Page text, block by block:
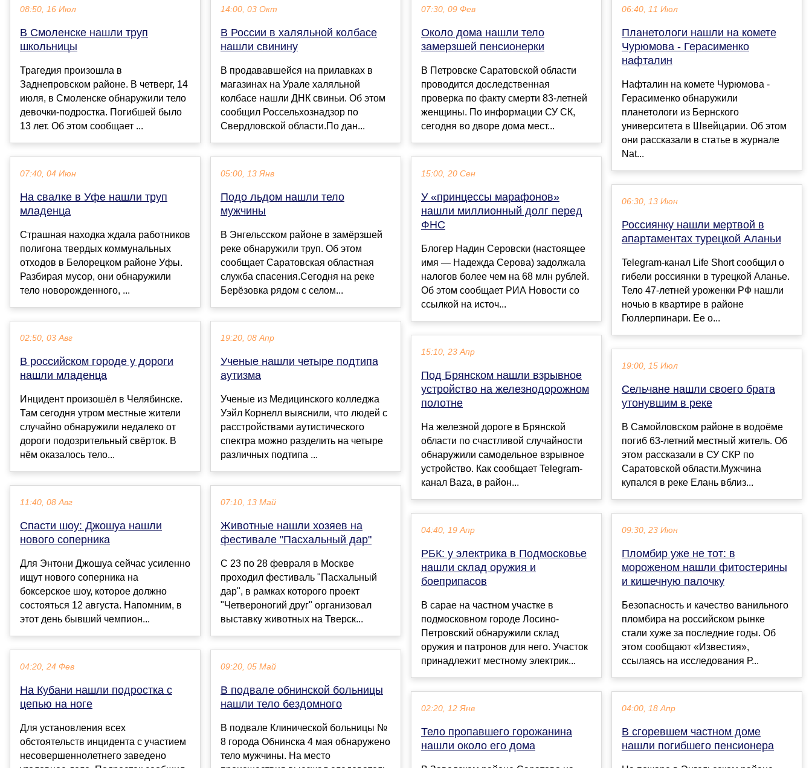
08:50, 16 Июл
В Смоленске нашли труп
школьницы
Трагедия произошла в
Заднепровском районе. В четверг, 14
июля, в Смоленске обнаружили тело
девочки-подростка. Погибшей было
13 лет. Об этом сообщает ...
07:40, 04 Июн
На свалке в Уфе нашли труп
младенца
Страшная находка ждала работников
полигона твердых коммунальных
отходов в Белорецком районе Уфы.
Разбирая мусор, они обнаружили
тело новорожденного, ...
02:50, 03 Авг
В российском городе у дороги
нашли младенца
Инцидент произошёл в Челябинске.
Там сегодня утром местные жители
случайно обнаружили недалеко от
дороги подозрительный свёрток. В
нём оказалось тело...
11:40, 08 Авг
Спасти шоу: Джошуа нашли
нового соперника
Для Энтони Джошуа сейчас усиленно
ищут нового соперника на
боксерское шоу, которое должно
состояться 12 августа. Напомним, в
этот день бывший чемпион...
04:20, 24 Фев
На Кубани нашли подростка с
цепью на ноге
Для установления всех
обстоятельств инцидента с участием
несовершеннолетнего заведено
14:00, 03 Окт
В России в халяльной колбасе
нашли свинину
В продававшейся на прилавках в
магазинах на Урале халяльной
колбасе нашли ДНК свиньи. Об этом
сообщил Россельхознадзор по
Свердловской области.По дан...
05:00, 13 Янв
Подо льдом нашли тело
мужчины
В Энгельсском районе в замёрзшей
реке обнаружили труп. Об этом
сообщает Саратовская областная
служба спасения.Сегодня на реке
Берёзовка рядом с селом...
19:20, 08 Апр
Ученые нашли четыре подтипа
аутизма
Ученые из Медицинского колледжа
Уэйл Корнелл выяснили, что людей с
расстройствами аутистического
спектра можно разделить на четыре
различных подтипа ...
07:10, 13 Май
Животные нашли хозяев на
фестивале "Пасхальный дар"
С 23 по 28 февраля в Москве
проходил фестиваль "Пасхальный
дар", в рамках которого проект
"Четвероногий друг" организовал
выставку животных на Тверск...
09:20, 05 Май
В подвале обнинской больницы
нашли тело бездомного
В подвале Клинической больницы №
8 города Обнинска 4 мая обнаружено
тело мужчины. На место
07:30, 09 Фев
Около дома нашли тело
замерзшей пенсионерки
В Петровске Саратовской области
проводится доследственная
проверка по факту смерти 83-летней
женщины. По информации СУ СК,
сегодня во дворе дома мест...
15:00, 20 Сен
У «принцессы марафонов»
нашли миллионный долг перед
ФНС
Блогер Надин Серовски (настоящее
имя — Надежда Серова) задолжала
налогов более чем на 68 млн рублей.
Об этом сообщает РИА Новости со
ссылкой на источ...
15:10, 23 Апр
Под Брянском нашли взрывное
устройство на железнодорожном
полотне
На железной дороге в Брянской
области по счастливой случайности
обнаружили самодельное взрывное
устройство. Как сообщает Telegram-
канал Baza, в район...
04:40, 19 Апр
РБК: у электрика в Подмосковье
нашли склад оружия и
боеприпасов
В сарае на частном участке в
подмосковном городе Лосино-
Петровский обнаружили склад
оружия и патронов для него. Участок
принадлежит местному электрик...
02:20, 12 Янв
Тело пропавшего горожанина
нашли около его дома
06:40, 11 Июл
Планетологи нашли на комете
Чурюмова - Герасименко
нафталин
Нафталин на комете Чурюмова -
Герасименко обнаружили
планетологи из Бернского
университета в Швейцарии. Об этом
они рассказали в статье в журнале
Nat...
06:30, 13 Июн
Россиянку нашли мертвой в
апартаментах турецкой Аланьи
Telegram-канал Life Short сообщил о
гибели россиянки в турецкой Аланье.
Тело 47-летней уроженки РФ нашли
ночью в квартире в районе
Гюллерпинари. Ее о...
19:00, 15 Июл
Сельчане нашли своего брата
утонувшим в реке
В Самойловском районе в водоёме
погиб 63-летний местный житель. Об
этом рассказали в СУ СКР по
Саратовской области.Мужчина
купался в реке Елань вблиз...
09:30, 23 Июн
Пломбир уже не тот: в
мороженом нашли фитостерины
и кишечную палочку
Безопасность и качество ванильного
пломбира на российском рынке
стали хуже за последние годы. Об
этом сообщают «Известия»,
ссылаясь на исследования Р...
04:00, 18 Апр
В сгоревшем частном доме
нашли погибшего пенсионера